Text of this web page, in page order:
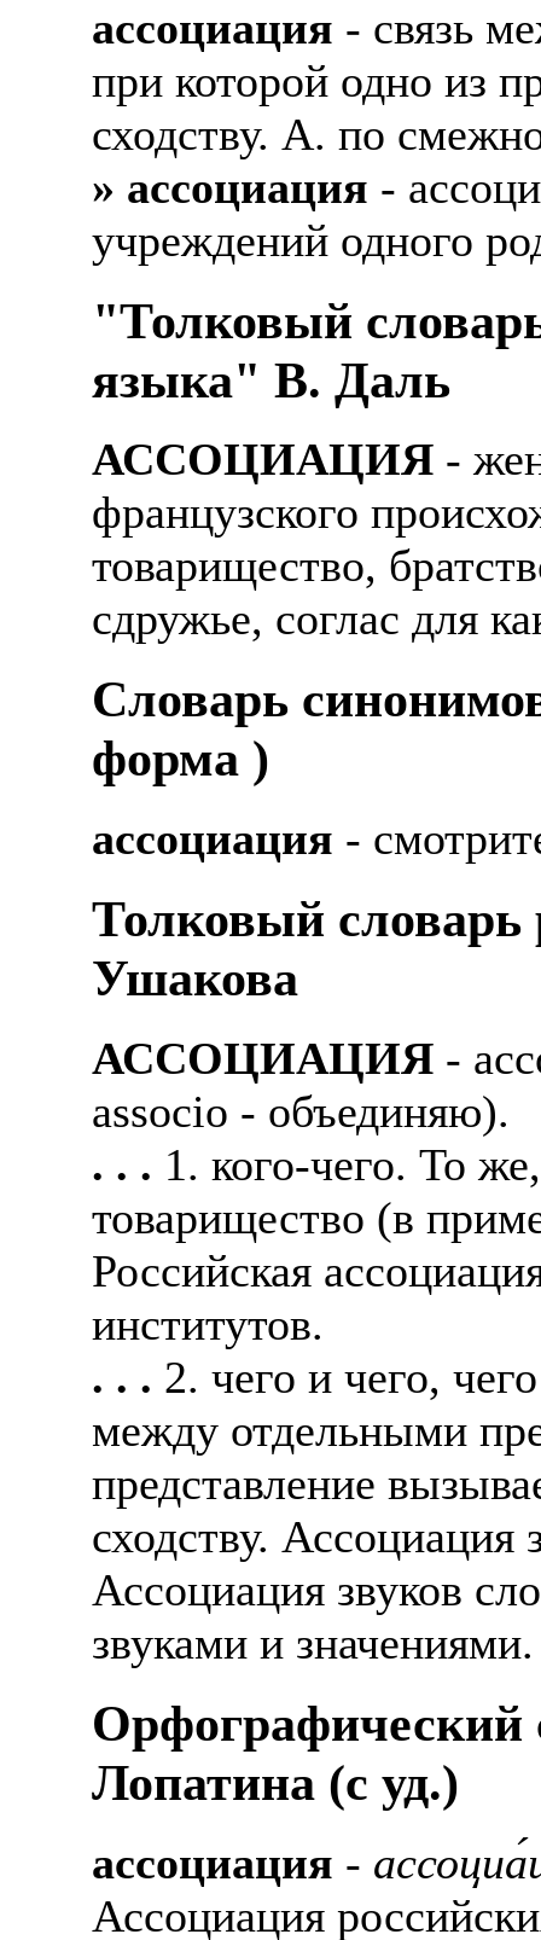
ассоциация - связь
при которой одно из
сходству. А. по
» ассоциация -
учреждений одного
"Толковый
языка" В. Даль
АССОЦИАЦИЯ -
французского
товарищество,
сдружье, соглас для
Cловарь
форма )
ассоциация -
Толковый словарь
Ушакова
АССОЦИАЦИЯ -
associo - объединяю).
. . . 1. кого-чего. То
товарищество (в
Российская
институтов.
. . . 2. чего и чего,
между отдельными
представление
сходству. Ассоциация
Ассоциация звуков
звуками и значениями.
Орфографический
Лопатина (c уд.)
ассоциация -
Ассоциация